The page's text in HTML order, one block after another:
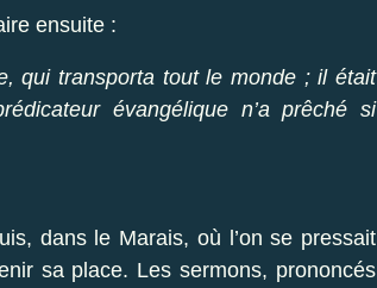
ensuite :
qui transporta tout le monde ; il était
évangélique n’a prêché si
dans le Marais, où l’on se pressait
sa place. Les sermons, prononcés